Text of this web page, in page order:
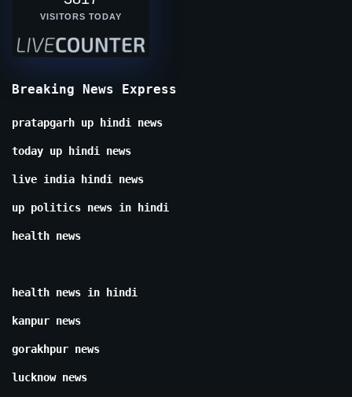
VISITORS TODAY
Breaking News Express
pratapgarh up hindi news
today up hindi news
live india hindi news
up politics news in hindi
health news
health news in hindi
kanpur news
gorakhpur news
lucknow news